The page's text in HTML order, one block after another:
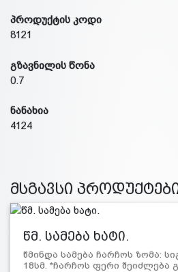
პროდუქტის კოდი
8121
გზავნილის წონა
0.7
ნანახია
4124
მსგავსი
წმ. სამება ხატი.
წმინდა სამება ჩარჩოს ზომა:
18სმ. *ჩარჩოს ფერი შეიძლება